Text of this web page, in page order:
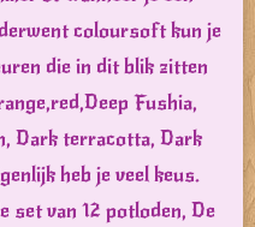
coloursoft kun je
die in dit blik zitten
Fushia,
Dark terracotta, Dark
heb je veel keus.
set van 12 potloden, De